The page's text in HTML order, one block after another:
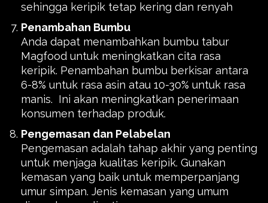
sehingga keripik tetap kering dan renyah
Penambahan Bumbu
Anda dapat menambahkan bumbu tabur
Magfood untuk meningkatkan cita rasa
keripik. Penambahan bumbu berkisar antara
6-8% untuk rasa asin atau 10-30% untuk rasa
manis. Ini akan meningkatkan penerimaan
konsumen terhadap produk.
Pengemasan dan Pelabelan
Pengemasan adalah tahap akhir yang penting
untuk menjaga kualitas keripik. Gunakan
kemasan yang baik untuk memperpanjang
umur simpan. Jenis kemasan yang umum